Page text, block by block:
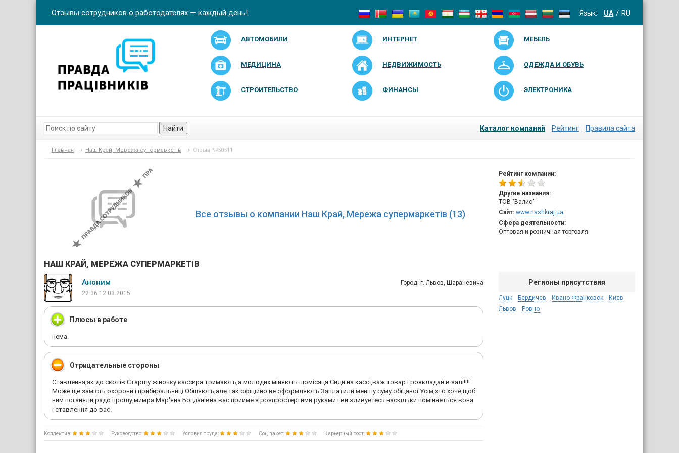
Отзывы сотрудников о работодателях — каждый день! Язык: UA RU
АВТОМОБИЛИ ИНТЕРНЕТ МЕБЕЛЬ
МЕДИЦИНА НЕДВИЖИМОСТЬ ОДЕЖДА И ОБУВЬ
СТРОИТЕЛЬСТВО ФИНАНСЫ ЭЛЕКТРОНИКА
Найти Каталог компаний Рейтинг Правила сайта
Главная Наш Край, Мережа супермаркетів Отзыв №50511
Все отзывы о компании Наш Край, Мережа супермаркетів (13)
Рейтинг компании:
Другие названия:
ТОВ "Валис"
Сайт: www.nashkraj.ua
Сфера деятельности:
Оптовая и розничная торговля
НАШ КРАЙ, МЕРЕЖА СУПЕРМАРКЕТІВ
Аноним
22:36 12.03.2015
Город: г. Львов, Шараневича
Плюсы в работе
нема.
Отрицательные стороны
Ставлення,як до скотiв.Старшу жiночку кассира тримають,а молодих мiняють щомiсяця.Сиди на кассi,важ товар i розкладай в залi!!!!
Може ще замiсть охорони i прибиральницi.Обiцяють,але так офiцiйно не оформляють.Заплатили меншу суму обiцяноi.Усiм,хто хоче,щоб
ним поганяли,радо прошу,мимра Мар'яна Богданiвна вас прийме з розпростертими руками i ви здивуетесь наскiльки помiняеться вона
i ставлення до вас.
Коллектив: Руководство: Условия труда: Соц.пакет: Карьерный рост:
Регионы присутствия
Луцк Бердичев Ивано-Франковск
Киев
Львов
Ровно